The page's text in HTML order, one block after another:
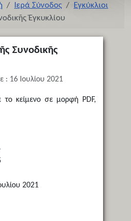
Ιερά Σύνοδος
Εγκύκλιοι
Ἐγκυκλίου
Συνοδικῆς
: 16 Ιουλίου 2021
το κείμενο σε μορφή PDF,
2021